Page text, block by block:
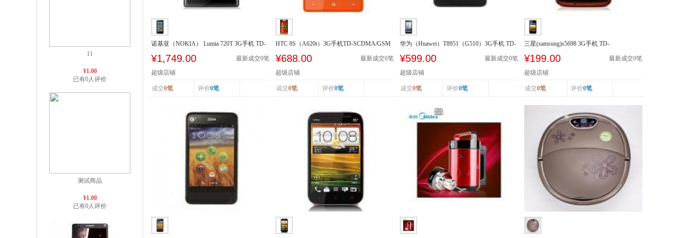
11
¥1.00
已有0人评价
测试商品
¥1.00
已有0人评价
诺基亚（NOKIA） Lumia 720T 3G手机 TD-
¥1,749.00 最新成交0笔
超级店铺
成交0笔 评价0笔
HTC 8S（A620t）3G手机TD-SCDMA/GSM
¥688.00 最新成交0笔
超级店铺
成交0笔 评价0笔
华为（Huawei）T8951（G510）3G手机 TD-
¥599.00 最新成交0笔
超级店铺
成交0笔 评价0笔
三星(samsung)s5698 3G手机 TD-
¥199.00 最新成交0笔
超级店铺
成交0笔 评价0笔